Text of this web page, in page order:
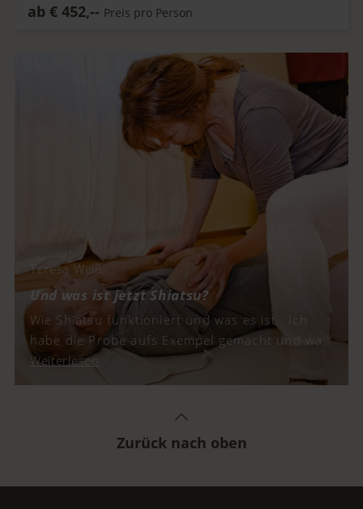
ab € 452,-- Preis pro Person
Teresa Weiß
Und was ist jetzt Shiatsu?
Wie Shiatsu funktioniert und was es ist. Ich
habe die Probe aufs Exempel gemacht und war
mehr als angenehm überrascht. Ein Kurzurlaub
für die Einheit von Körper und Geist im
Weiterlesen
Zurück nach oben